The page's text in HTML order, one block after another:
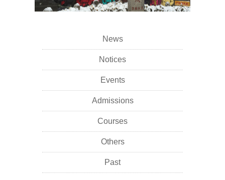
News
Notices
Events
Admissions
Courses
Others
Past